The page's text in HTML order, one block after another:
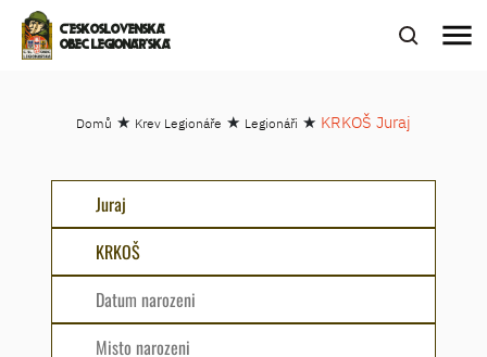
ČESKOSLOVENSKÁ
OBEC LEGIONÁŘSKÁ
menu
Domů ★ Krev Legionáře ★ Legionáři ★ KRKOŠ Juraj